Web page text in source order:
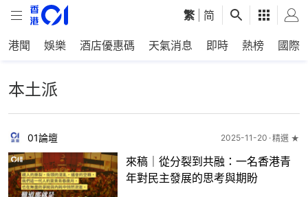
繁 简
港聞 娛樂 酒店優惠碼 天氣消息 即時 熱榜 國際
本土派
01論壇 2025-11-20 精選 ★
來稿｜從分裂到共融：一名香港青
年對民主發展的思考與期盼